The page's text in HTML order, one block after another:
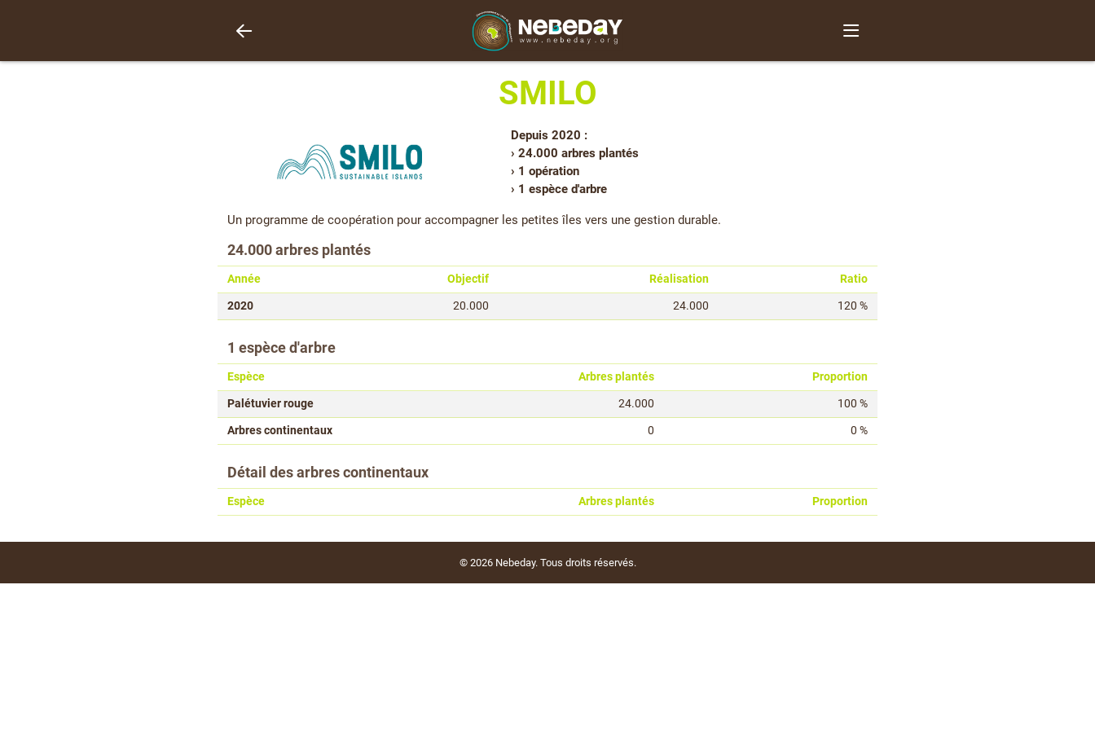
SMILO
Depuis 2020 :
› 24.000 arbres plantés
› 1 opération
› 1 espèce d'arbre
Un programme de coopération pour accompagner les petites îles vers une gestion durable.
24.000 arbres plantés
Année Objectif Réalisation
Ratio
2020
20.000 24.000 120 %
1 espèce d'arbre
Espèce Arbres plantés
Proportion
Palétuvier rouge
24.000
100 %
Arbres continentaux
0 0 %
Détail des arbres continentaux
Espèce Arbres plantés Proportion
© 2026 Nebeday. Tous droits réservés.